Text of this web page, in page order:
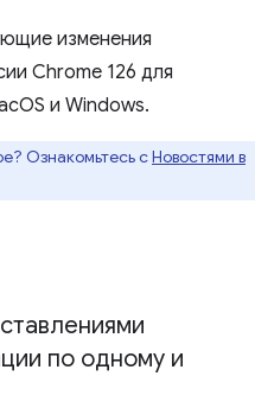
изменения
Chrome 126 для
и Windows.
Ознакомьтесь сНовостями в
по одному и